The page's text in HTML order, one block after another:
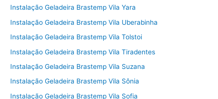
Instalação Geladeira Brastemp Vila Yara
Instalação Geladeira Brastemp Vila Uberabinha
Instalação Geladeira Brastemp Vila Tolstoi
Instalação Geladeira Brastemp Vila Tiradentes
Instalação Geladeira Brastemp Vila Suzana
Instalação Geladeira Brastemp Vila Sônia
Instalação Geladeira Brastemp Vila Sofia